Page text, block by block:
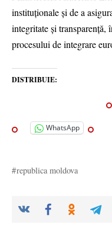
instituționale și de a
integritate și transparență,
procesului de integrare
DISTRIBUIE:
WhatsApp
republica moldova